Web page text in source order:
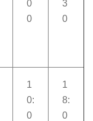
0
0
3
0
1
0:
0
1
8:
0